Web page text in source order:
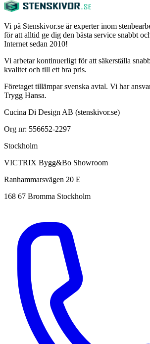
Vi på Stenskivor.se är experter inom
för att alltid ge dig den bästa service snabbt
Internet sedan 2010!
Vi arbetar kontinuerligt för att säkerställa
kvalitet och till ett bra pris.
Företaget tillämpar svenska avtal. Vi har
Trygg Hansa.
Cucina Di Design AB (stenskivor.se)
Org nr: 556652-2297
Stockholm
VICTRIX Bygg&Bo Showroom
Ranhammarsvägen 20 E
168 67 Bromma Stockholm